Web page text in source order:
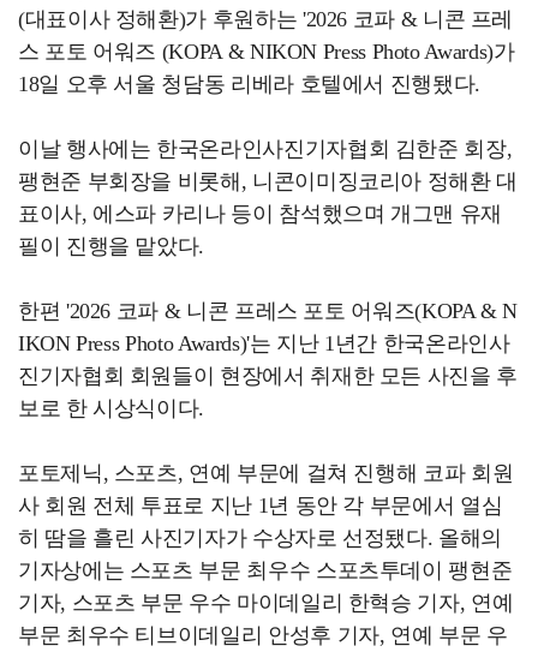
(대표이사 정해환)가 후원하는 '2026 코파 & 니콘 프레
스 포토 어워즈 (KOPA & NIKON Press Photo Awards)가
18일 오후 서울 청담동 리베라 호텔에서 진행됐다.
이날 행사에는 한국온라인사진기자협회 김한준 회장,
팽현준 부회장을 비롯해, 니콘이미징코리아 정해환 대
표이사, 에스파 카리나 등이 참석했으며 개그맨 유재
필이 진행을 맡았다.
한편 '2026 코파 & 니콘 프레스 포토 어워즈(KOPA & N
IKON Press Photo Awards)'는 지난 1년간 한국온라인사
진기자협회 회원들이 현장에서 취재한 모든 사진을 후
보로 한 시상식이다.
포토제닉, 스포츠, 연예 부문에 걸쳐 진행해 코파 회원
사 회원 전체 투표로 지난 1년 동안 각 부문에서 열심
히 땀을 흘린 사진기자가 수상자로 선정됐다. 올해의
기자상에는 스포츠 부문 최우수 스포츠투데이 팽현준
기자, 스포츠 부문 우수 마이데일리 한혁승 기자, 연예
부문 최우수 티브이데일리 안성후 기자, 연예 부문 우